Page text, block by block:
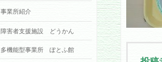
事業所紹介
障害者支援施設 どうかん
多機能型事業所 ぽとふ館